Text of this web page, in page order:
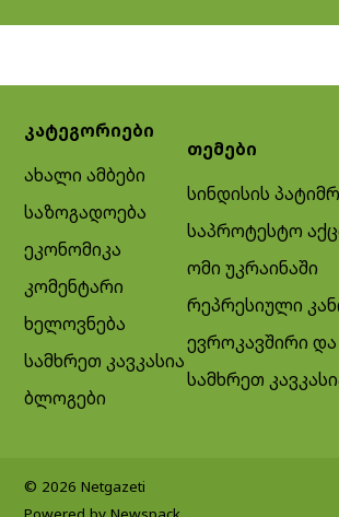
კატეგორიები
ახალი ამბები
საზოგადოება
ეკონომიკა
კომენტარი
ხელოვნება
სამხრეთ კავკასია
ბლოგები
თემები
სინდისის
საპროტესტო
ომი უკრაინაში
რეპრესიული
ევროკავშირი
სამხრეთ
© 2026 Netgazeti